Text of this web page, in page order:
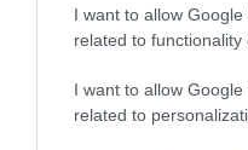
I want to allow
related to functionality
I want to allow
related to
Sal5.25 g-
lugar fresco y
completamente para
abierto consumir en 48